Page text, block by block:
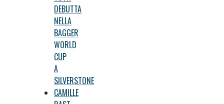
DEBUTTA
NELLA
BAGGER
WORLD
CUP
A
SILVERSTONE
CAMILLE